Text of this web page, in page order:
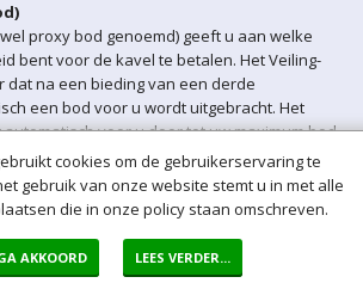
proxy bod genoemd) geeft u aan welke
bent voor de kavel te betalen. Het Veiling-
dat na een bieding van een derde
een bod voor u wordt uitgebracht. Het
voor u door tot uw maximum bod
moment een bieding op een kavel wordt
voor sluiting van de veiling, wordt het
betreffende kavel automatisch verlengd
cookies om de gebruikerservaring te
gebruik van onze website stemt u in met alle
die in onze policy staan omschreven.
AKKOORD LEES VERDER...